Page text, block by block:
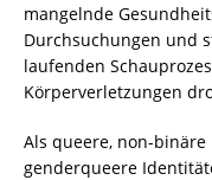
mangelnde
Durchsuchungen und
laufenden
Körperverletzungen
Als queere, non-binäre
genderqueere